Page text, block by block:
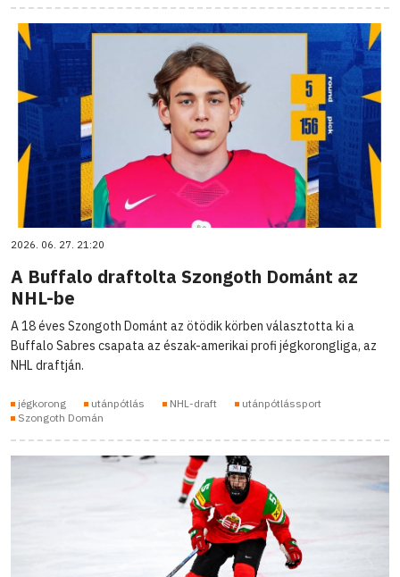
2026. 06. 27. 21:20
A Buffalo draftolta Szongoth Dománt az
NHL-be
A 18 éves Szongoth Dománt az ötödik körben választotta ki a
Buffalo Sabres csapata az észak-amerikai profi jégkorongliga, az
NHL draftján.
jégkorong utánpótlás NHL-draft
utánpótlássport
Szongoth Domán